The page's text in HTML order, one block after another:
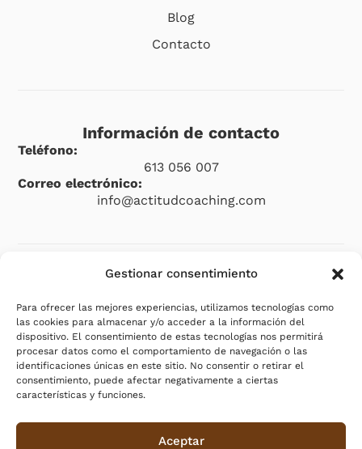
Gestionar consentimiento
Para ofrecer las mejores experiencias, utilizamos tecnologías como
las cookies para almacenar y/o acceder a la información del
dispositivo. El consentimiento de estas tecnologías nos permitirá
procesar datos como el comportamiento de navegación o las
identificaciones únicas en este sitio. No consentir o retirar el
consentimiento, puede afectar negativamente a ciertas
características y funciones.
Aceptar
Blog
Contacto
Información de contacto
Teléfono:
613 056 007
Correo electrónico:
info@actitudcoaching.com
Legal
Aviso legal
Política de privacidad
Política de cookies (UE)
Política de envíos y devoluciones
Accesibilidad